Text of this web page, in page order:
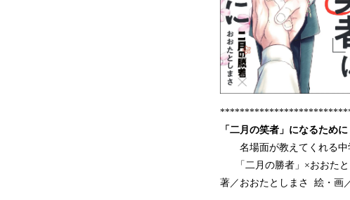
「二月の笑者」になるために
名場面が教えてくれる中
「二月の勝者」×おおたと
著／おおたとしまさ 絵・画